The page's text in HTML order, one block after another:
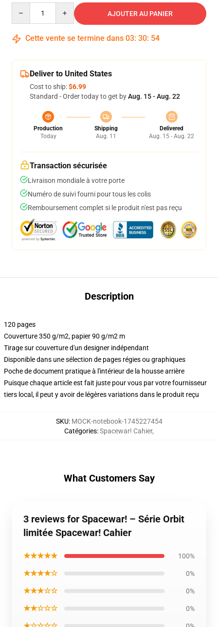
AJOUTER AU PANIER
Cette vente se termine dans 03: 30: 54
Deliver to United States
Cost to ship:$6.99
Standard - Order today to get byAug. 15 - Aug. 22
Production
Today
Shipping
Aug. 11
Delivered
Aug. 15 - Aug. 22
Transaction sécurisée
Livraison mondiale à votre porte
Numéro de suivi fourni pour tous les colis
Remboursement complet si le produit n'est pas reçu
Description
120 pages
Couverture 350 g/m2, papier 90 g/m2 m
Tirage sur couverture d'un designer indépendant
Disponible dans une sélection de pages régies ou graphiques
Poche de document pratique à l'intérieur de la housse arrière
Puisque chaque article est fait juste pour vous par votre fournisseur
tiers local, il peut y avoir de légères variations dans le produit reçu
SKU: MOCK-notebook-1745227454
Catégories:Spacewar! Cahier,
What Customers Say
3 reviews for Spacewar! – Série Orbit
limitée Spacewar! Cahier
★★★★★ 100%
★★★★☆ 0%
★★★☆☆ 0%
★★☆☆☆ 0%